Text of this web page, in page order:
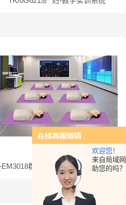
欢迎您！
来自局域
助您的吗？
TK-EM3018群体化半身心肺复苏急救技能模型（一拖六）